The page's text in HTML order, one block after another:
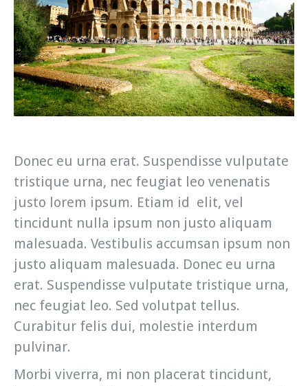
Donec eu urna erat. Suspendisse vulputate
tristique urna, nec feugiat leo venenatis
justo lorem ipsum. Etiam id elit, vel
tincidunt nulla ipsum non justo aliquam
malesuada. Vestibulis accumsan ipsum non
justo aliquam malesuada. Donec eu urna
erat. Suspendisse vulputate tristique urna,
nec feugiat leo. Sed volutpat tellus.
Curabitur felis dui, molestie interdum
pulvinar.
Morbi viverra, mi non placerat tincidunt,